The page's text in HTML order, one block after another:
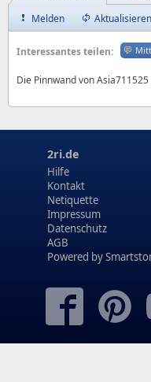
Melden
Aktualisieren
Interessantes teilen:
Die Pinnwand von
2ri.de
Hilfe
Kontakt
Netiquette
Impressum
Datenschutz
AGB
Powered by